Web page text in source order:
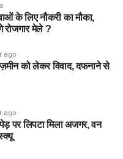
के लिए नौकरी का मौका,
मेले ?
ago
को लेकर विवाद, दफनाने से
ago
पेड़ पर लिपटा मिला अजगर, वन